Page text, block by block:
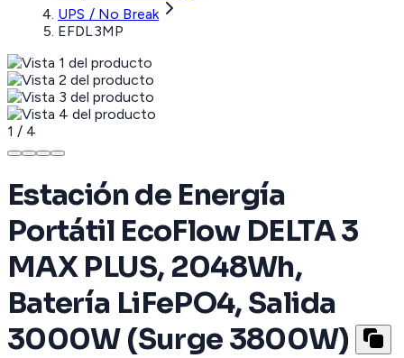
UPS / No Break
EFDL3MP
1 / 4
Estación de Energía
Portátil EcoFlow DELTA 3
MAX PLUS, 2048Wh,
Batería LiFePO4, Salida
3000W (Surge 3800W)